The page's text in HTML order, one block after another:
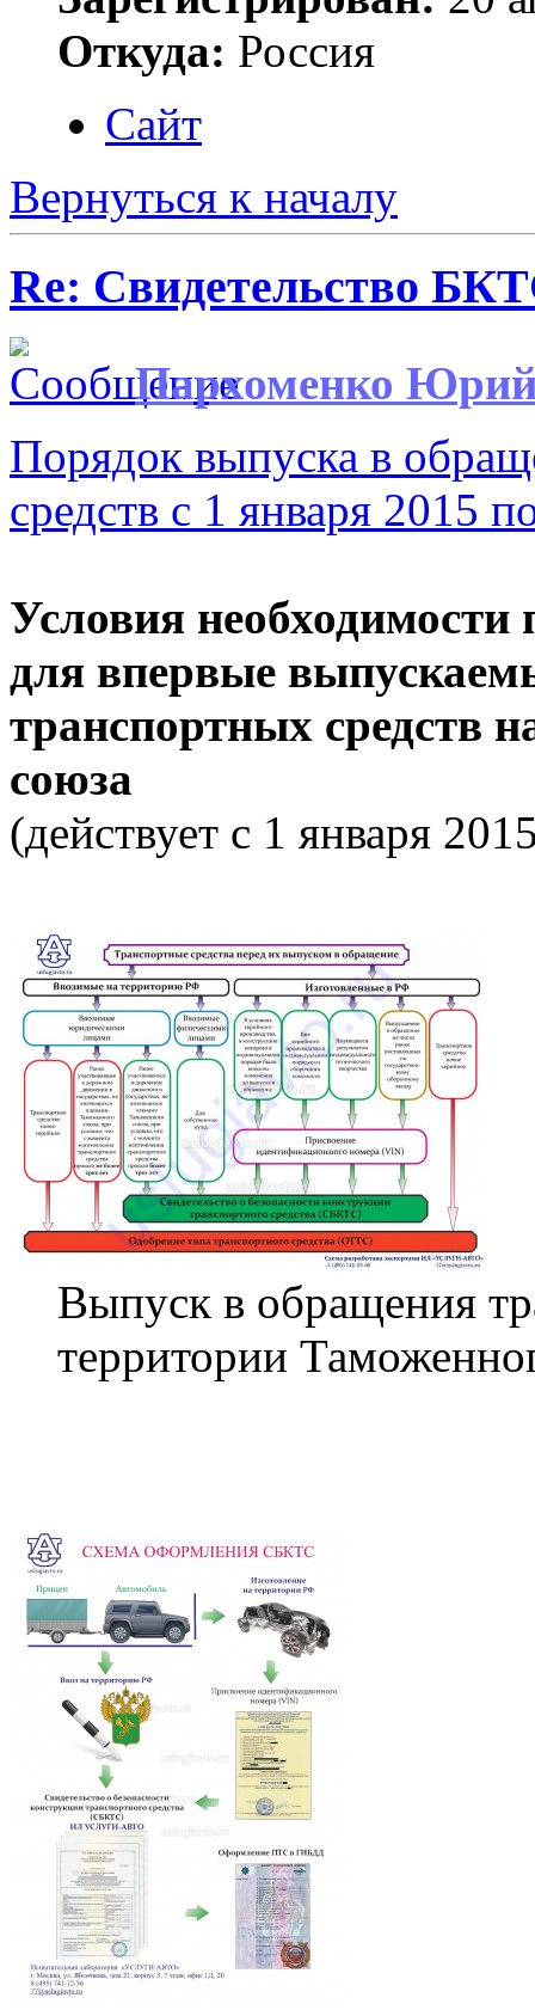
Откуда: Россия
Сайт
Вернуться к началу
Re: Свидетельство
Пархоменко
Порядок выпуска в
средств с 1 января 2015
Условия
для впервые
транспортных средств
союза
(действует с 1 января
Выпуск в обращения
территории